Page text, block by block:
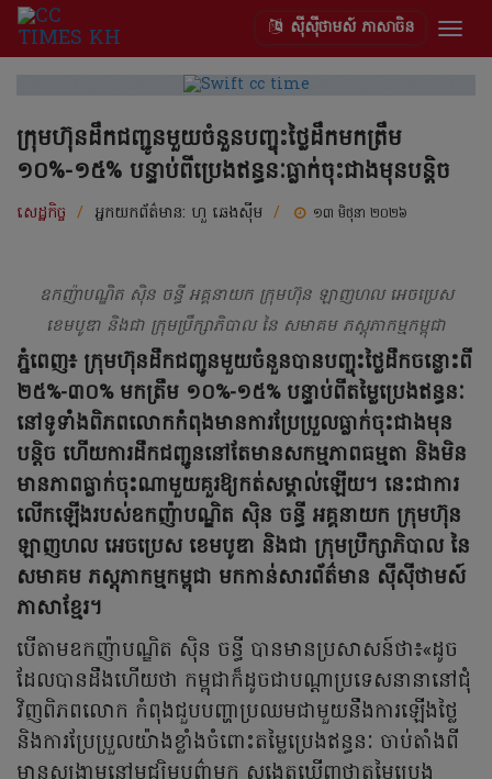
ស៊ីស៊ីថាមស៍ ភាសាចិន
ក្រុមហ៊ុនដឹកជញ្ជូនមួយចំនួនបញ្ចុះថ្លៃដឹកមកត្រឹម
១០%-១៥% បន្ទាប់ពីប្រេងឥន្ធនៈធ្លាក់ចុះជាងមុនបន្តិច
សេដ្ឋកិច្ច / អ្នកយកព័ត៌មាន: ហួ ឆេងស៊ីម / ១៣ មិថុនា ២០២៦
ឧកញ៉ាបណ្ឌិត ស៊ិន ចន្ធី អគ្គនាយក ក្រុមហ៊ុន ឡាញហល អេចប្រេស
ខេមបូឌា និងជា ក្រុមប្រឹក្សាភិបាល នៃ សមាគម ភស្តុភាកម្មកម្ពុជា
ភ្នំពេញ៖ ក្រុមហ៊ុនដឹកជញ្ជូនមួយចំនួនបានបញ្ចុះថ្លៃដឹកចន្លោះពី
២៥%-៣០% មកត្រឹម ១០%-១៥% បន្ទាប់ពីតម្លៃប្រេងឥន្ធនៈ
នៅទូទាំងពិភពលោកកំពុងមានការប្រែប្រួលធ្លាក់ចុះជាងមុន
បន្តិច ហើយការដឹកជញ្ជូននៅតែមានសកម្មភាពធម្មតា និងមិន
មានភាពធ្លាក់ចុះណាមួយគួរឱ្យកត់សម្គាល់ឡើយ។ នេះជាការ
លើកឡើងរបស់ឧកញ៉ាបណ្ឌិត ស៊ិន ចន្ធី អគ្គនាយក ក្រុមហ៊ុន
ឡាញហល អេចប្រេស ខេមបូឌា និងជា ក្រុមប្រឹក្សាភិបាល នៃ
សមាគម ភស្តុភាកម្មកម្ពុជា មកកាន់សារព័ត៌មាន ស៊ីស៊ីថាមស៍
ភាសាខ្មែរ។
បើតាមឧកញ៉ាបណ្ឌិត ស៊ិន ចន្ធី បានមានប្រសាសន៍ថា៖«ដូច
ដែលបានដឹងហើយថា កម្ពុជាក៏ដូចជាបណ្ដាប្រទេសនានានៅជុំ
វិញពិភពលោក កំពុងជួបបញ្ហាប្រឈមជាមួយនឹងការឡើងថ្លៃ
និងការប្រែប្រួលយ៉ាងខ្លាំងចំពោះតម្លៃប្រេងឥន្ធនៈ ចាប់តាំងពី